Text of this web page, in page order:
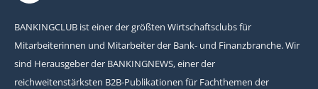
BANKINGCLUB ist einer der größten Wirtschaftsclubs für
Mitarbeiterinnen und Mitarbeiter der Bank- und Finanzbranche. Wir
sind Herausgeber der BANKINGNEWS, einer der
reichweitenstärksten B2B-Publikationen für Fachthemen der